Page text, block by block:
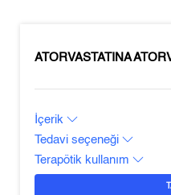
ATORVASTATINA
İçerik
Tedavi seçeneği
Terapötik kullanım